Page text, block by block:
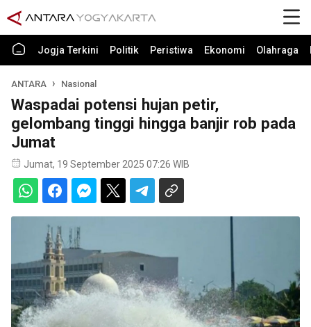
Jogja Terkini Politik Peristiwa Ekonomi Olahraga
ANTARA Nasional
Waspadai potensi hujan petir,
gelombang tinggi hingga banjir rob pada
Jumat
Jumat, 19 September 2025 07:26 WIB